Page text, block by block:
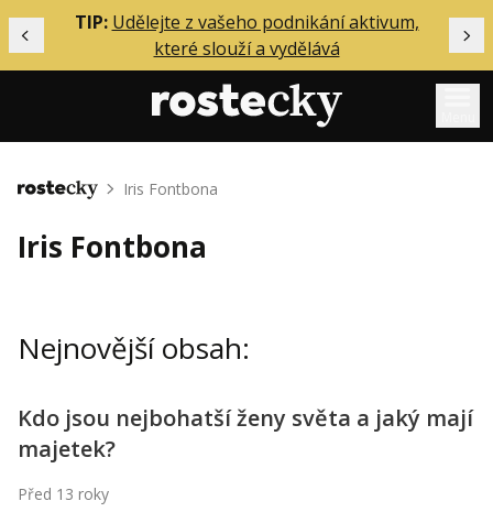
Předchozí
TIP: Udělejte z vašeho podnikání aktivum,
které slouží a vydělává
Mentoring
Solo
Inzerce
Přihlášení
Kontakt
Domů Iris Fontbona
Iris Fontbona
Nejnovější obsah:
Kdo jsou nejbohatší ženy světa a jaký mají
majetek?
Před 13 roky